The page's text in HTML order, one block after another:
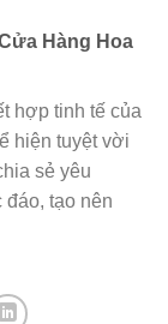
Hàng Hoa
hợp tinh tế của
hiện tuyệt vời
sẻ yêu
tạo nên